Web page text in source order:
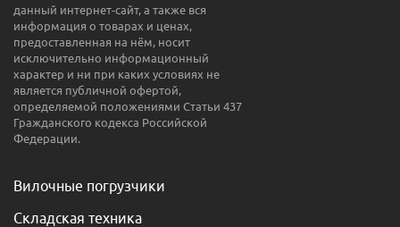
данный интернет-сайт, а также вся
информация о товарах и ценах,
предоставленная на нём, носит
исключительно информационный
характер и ни при каких условиях не
является публичной офертой,
определяемой положениями Статьи 437
Гражданского кодекса Российской
Федерации.
Вилочные погрузчики
Складская техника